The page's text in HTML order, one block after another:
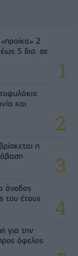
2
5 δισ. σε
και
η
άνοδος
του έτους
για την
όφελος